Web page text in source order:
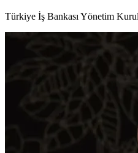
Türkiye İş Bankası Yönetim